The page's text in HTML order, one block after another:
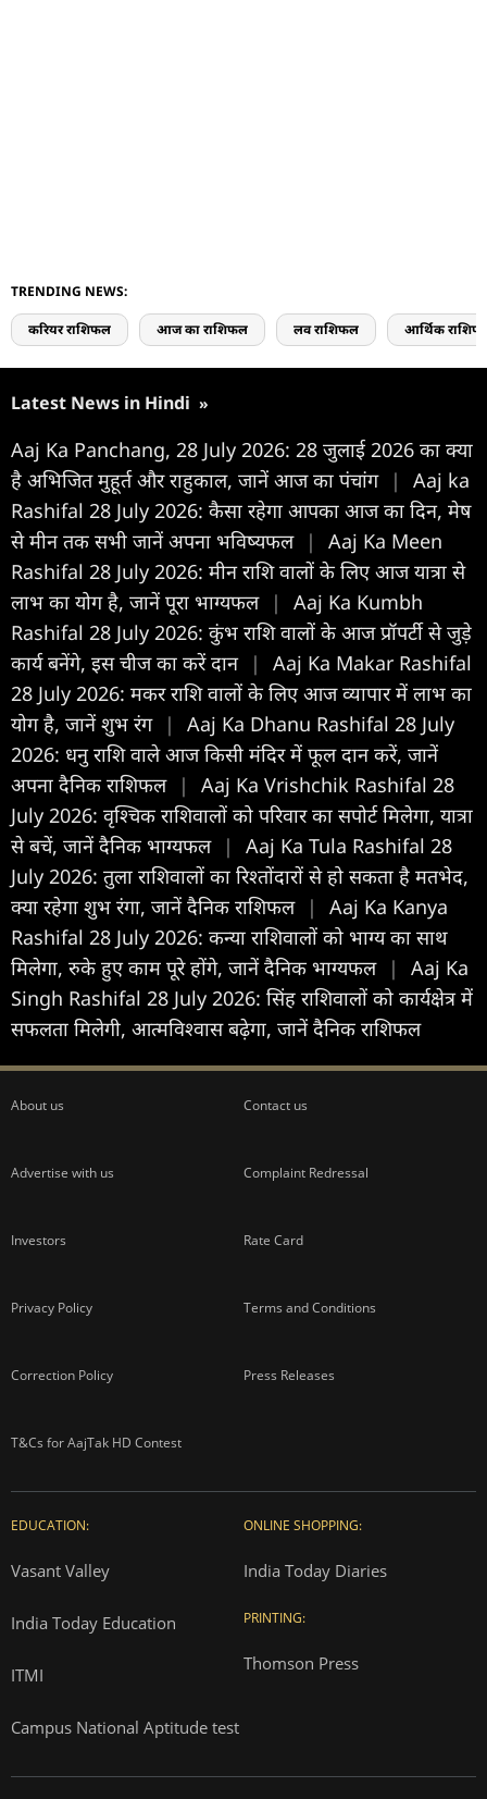
TRENDING NEWS:
करियर राशिफल आज का राशिफल लव राशिफल आर्थिक
Latest News in Hindi »
Aaj Ka Panchang, 28 July 2026: 28 जुलाई 2026 का क्या
है अभिजित मुहूर्त और राहुकाल, जानें आज का पंचांग |
Aaj ka
Rashifal 28 July 2026: कैसा रहेगा आपका आज का द‍िन, मेष
से मीन तक सभी जानें अपना भविष्यफल |
Aaj Ka Meen
Rashifal 28 July 2026: मीन राशि वालों के लिए आज यात्रा से
लाभ का योग है, जानें पूरा भाग्यफल |
Aaj Ka Kumbh
Rashifal 28 July 2026: कुंभ राशि वालों के आज प्रॉपर्टी से जुड़े
कार्य बनेंगे, इस चीज का करें दान |
Aaj Ka Makar Rashifal
28 July 2026: मकर राशि वालों के लिए आज व्यापार में लाभ का
योग है, जानें शुभ रंग |
Aaj Ka Dhanu Rashifal 28 July
2026: धनु राशि वाले आज किसी मंदिर में फूल दान करें, जानें
अपना दैनिक राशिफल |
Aaj Ka Vrishchik Rashifal 28
July 2026: वृश्चिक राशिवालों को परिवार का सपोर्ट मिलेगा, यात्रा
से बचें, जानें दैनिक भाग्यफल |
Aaj Ka Tula Rashifal 28
July 2026: तुला राशिवालों का रिश्तोंदारों से हो सकता है मतभेद,
क्या रहेगा शुभ रंगा, जानें दैनिक राशिफल |
Aaj Ka Kanya
Rashifal 28 July 2026: कन्या राशिवालों को भाग्य का साथ
मिलेगा, रुके हुए काम पूरे होंगे, जानें दैनिक भाग्यफल |
Aaj Ka
Singh Rashifal 28 July 2026: सिंह राशिवालों को कार्यक्षेत्र में
सफलता मिलेगी, आत्मविश्वास बढ़ेगा, जानें दैनिक राशिफल
About us Contact us
Advertise with us Complaint Redressal
Investors Rate Card
Privacy Policy Terms and Conditions
Correction Policy Press Releases
T&Cs for AajTak HD Contest
EDUCATION:
Vasant Valley
India Today Education
ITMI
Campus National Aptitude test
ONLINE SHOPPING:
India Today Diaries
PRINTING:
Thomson Press